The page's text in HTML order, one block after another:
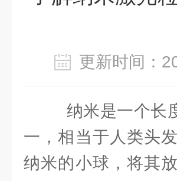
更新时间
纳米是一个长
一，相当于人类头
纳米的小球，将其